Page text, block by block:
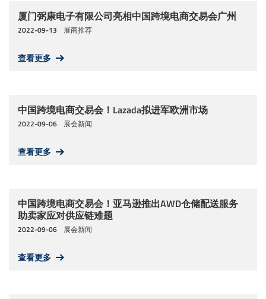
新闻中心
同期活动
厦门弼康电子有限公司亮相中国跨境电商交易会广州
2022-09-13 展商推荐
查看更多
中国跨境电商交易会！Lazada拟进军欧洲市场
2022-09-06 展会新闻
查看更多
中国跨境电商交易会！亚马逊推出AWD仓储配送服务
助卖家应对供应链难题
2022-09-06 展会新闻
查看更多